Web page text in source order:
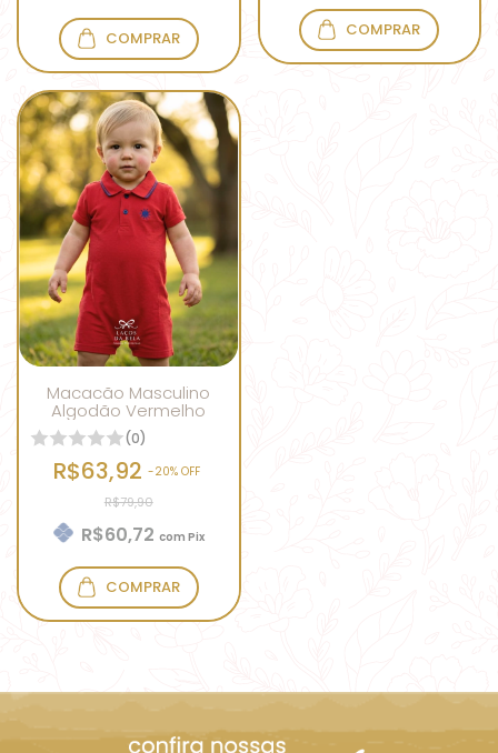
COMPRAR COMPRAR
Macacão Masculino
Algodão Vermelho
(0)
R$63,92 -20% OFF
R$79,90
R$60,72 com Pix
COMPRAR